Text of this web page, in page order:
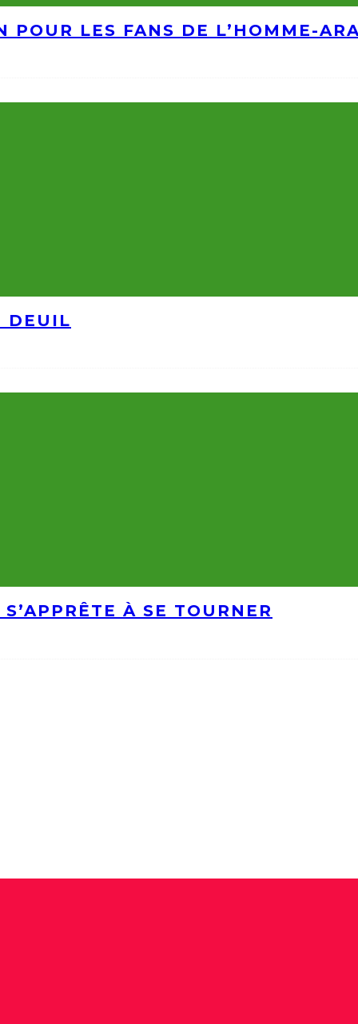
POUR LES FANS DE L’HOMME-
DEUIL
À SE TOURNER